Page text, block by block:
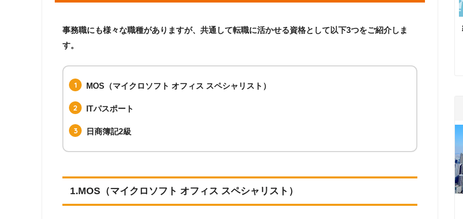
事務職にも様々な職種がありますが、共通して転職に活かせる資格として以下3つをご紹介しま
す。
MOS（マイクロソフト オフィス スペシャリスト）
ITパスポート
日商簿記2級
1.MOS（マイクロソフト オフィス スペシャリスト）